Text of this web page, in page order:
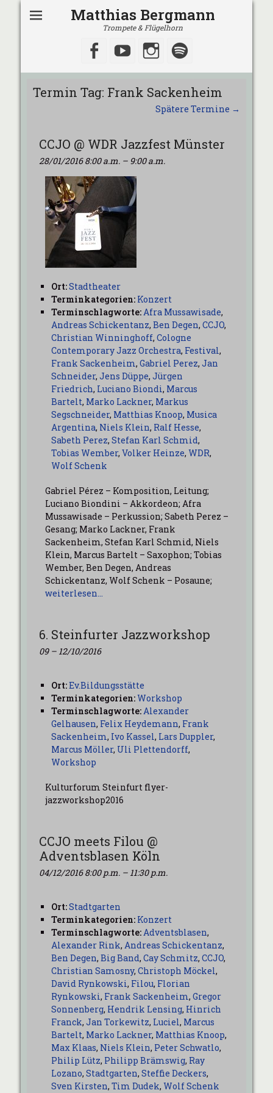
Matthias Bergmann
Trompete & Flügelhorn
Facebook
YouTubeInstagram
Termin Tag: Frank Sackenheim
Spätere Termine →
CCJO @ WDR Jazzfest Münster
28/01/2016 8:00 a.m. – 9:00 a.m.
Ort:Stadtheater
Terminkategorien: Konzert
Terminschlagworte:Afra Mussawisade,
Andreas Schickentanz, Ben Degen, CCJO,
Christian Winninghoff, Cologne
Contemporary Jazz Orchestra, Festival,
Frank Sackenheim, Gabriel Perez, Jan
Schneider, Jens Düppe, Jürgen
Friedrich, Luciano Biondi, Marcus
Bartelt, Marko Lackner, Markus
Segschneider, Matthias Knoop, Musica
Argentina, Niels Klein, Ralf Hesse,
Sabeth Perez, Stefan Karl Schmid,
Tobias Wember, Volker Heinze, WDR,
Wolf Schenk
Gabriel Pérez – Komposition, Leitung;
Luciano Biondini – Akkordeon; Afra
Mussawisade – Perkussion; Sabeth Perez –
Gesang; Marko Lackner, Frank
Sackenheim, Stefan Karl Schmid, Niels
Klein, Marcus Bartelt – Saxophon; Tobias
Wember, Ben Degen, Andreas
Schickentanz, Wolf Schenk – Posaune;
weiterlesen…
6. Steinfurter Jazzworkshop
09– 12/10/2016
Ort:Ev.Bildungsstätte
Terminkategorien:Workshop
Terminschlagworte:Alexander
Gelhausen, Felix Heydemann, Frank
Sackenheim, Ivo Kassel, Lars Duppler,
Marcus Möller, Uli Plettendorff,
Workshop
Kulturforum Steinfurt flyer-
jazzworkshop2016
CCJO meets Filou @
Adventsblasen Köln
04/12/2016 8:00 p.m. – 11:30 p.m.
Ort:Stadtgarten
Terminkategorien: Konzert
Terminschlagworte:Adventsblasen,
Alexander Rink, Andreas Schickentanz,
Ben Degen, Big Band, Cay Schmitz, CCJO,
Christian Samosny, Christoph Möckel,
David Rynkowski, Filou, Florian
Rynkowski, Frank Sackenheim, Gregor
Sonnenberg, Hendrik Lensing, Hinrich
Franck, Jan Torkewitz, Luciel, Marcus
Bartelt, Marko Lackner, Matthias Knoop,
Max Klaas, Niels Klein, Peter Schwatlo,
Philip Lütz, Philipp Brämswig, Ray
Lozano, Stadtgarten, Steffie Deckers,
Sven Kirsten, Tim Dudek, Wolf Schenk